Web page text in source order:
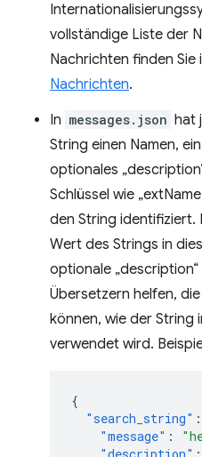
vollständige Liste der
Nachrichten finden Sie
Nachrichten.
In messages.json hat
String einen Namen,
optionales
Schlüssel wie
den String identifiziert.
Wert des Strings in
optionale
Übersetzern helfen,
können, wie der String
verwendet wird.
{
"search_string" :
"message" :